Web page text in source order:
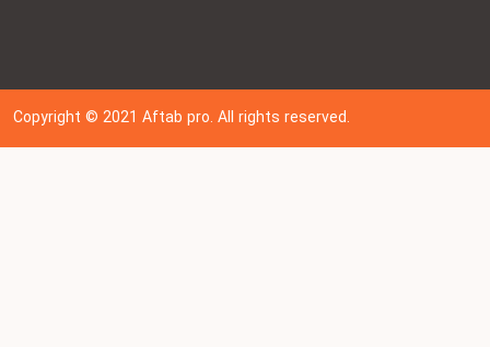
Copyright © 202 1Aftab pro. All rights reserved.